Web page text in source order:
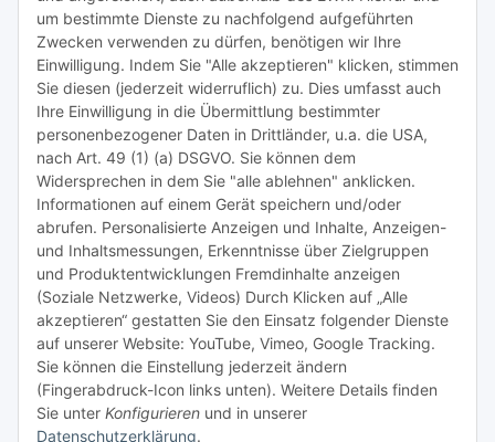
TiDis Lizenzsystem
Meist besuchte Seiten:
Tipps & Tricks rund um Sublimation
TiDis Videos auf Youtube
Nachfüllpreise für Druckerpatronen
Refillservice Patronen verpacken
TiDis Druckerwerkstatt
TiDis PC & Notebookwerkstatt
TiDis eScooter Werkstatt
um bestimmte Dienste zu nachfolgend aufgeführten
Zwecken verwenden zu dürfen, benötigen wir Ihre
Einwilligung. Indem Sie "Alle akzeptieren" klicken, stimmen
Sie diesen (jederzeit widerruflich) zu. Dies umfasst auch
Ihre Einwilligung in die Übermittlung bestimmter
personenbezogener Daten in Drittländer, u.a. die USA,
nach Art. 49 (1) (a) DSGVO. Sie können dem
Widersprechen in dem Sie "alle ablehnen" anklicken.
Informationen auf einem Gerät speichern und/oder
abrufen. Personalisierte Anzeigen und Inhalte, Anzeigen-
und Inhaltsmessungen, Erkenntnisse über Zielgruppen
und Produktentwicklungen Fremdinhalte anzeigen
(Soziale Netzwerke, Videos) Durch Klicken auf „Alle
akzeptieren“ gestatten Sie den Einsatz folgender Dienste
auf unserer Website: YouTube, Vimeo, Google Tracking.
Sie können die Einstellung jederzeit ändern
(Fingerabdruck-Icon links unten). Weitere Details finden
Sie unter Konfigurieren und in unserer
Datenschutzerklärung.